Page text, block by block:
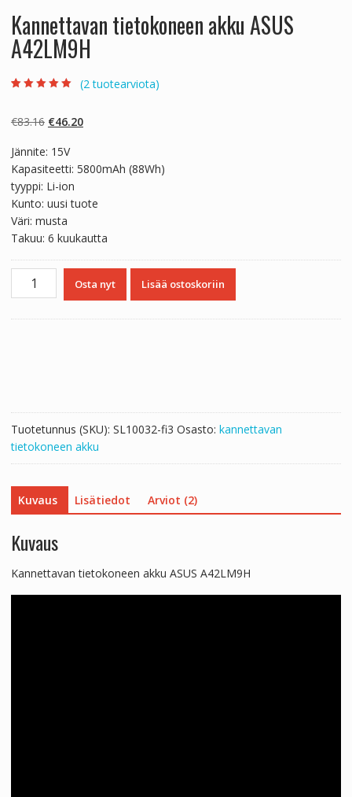
Kannettavan tietokoneen akku ASUS
A42LM9H
asiakkaan
(2tuotearviota)
€83.16 Alkuperäinen
oli:
€83.16.
€46.20Nykyinen
€46.20.
Jännite: 15V
Kapasiteetti: 5800mAh (88Wh)
tyyppi: Li-ion
Kunto: uusi tuote
Väri: musta
Takuu: 6 kuukautta
Kannettavan
tietokoneen
Osta nyt Lisää ostoskoriin
Tuotetunnus (SKU): SL10032-fi3 Osasto: kannettavan
tietokoneen akku
Kuvaus Lisätiedot Arviot (2)
Kuvaus
Kannettavan tietokoneen akku ASUS A42LM9H